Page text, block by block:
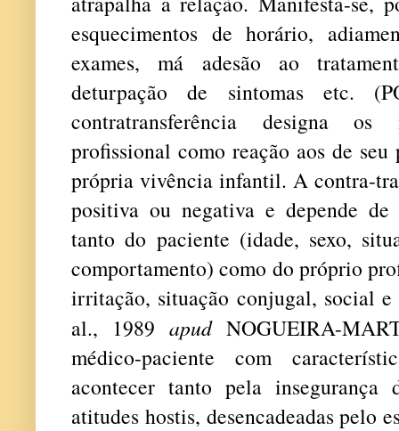
esquecimentos de horário,
exames, má adesão ao
deturpação de sintomas etc.
contratransferência designa
profissional como reação aos de
própria vivência infantil. A contra-
positiva ou negativa e depende de
tanto do paciente (idade, sexo,
comportamento) como do próprio
irritação, situação conjugal, social
al., 1989 apudNOGUEIRA-
médico-paciente com
acontecer tanto pela
atitudes hostis, desencadeadas pelo